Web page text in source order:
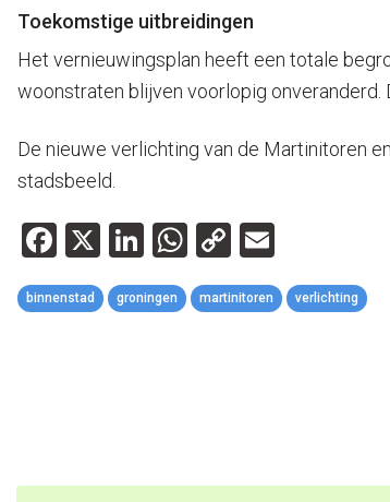
Toekomstige uitbreidingen
Het vernieuwingsplan heeft een totale
woonstraten blijven voorlopig
De nieuwe verlichting van de Martinitoren
stadsbeeld.
Facebook
X LinkedIn
WhatsApp
Copy
Link
binnenstad groningen martinitoren verlichting